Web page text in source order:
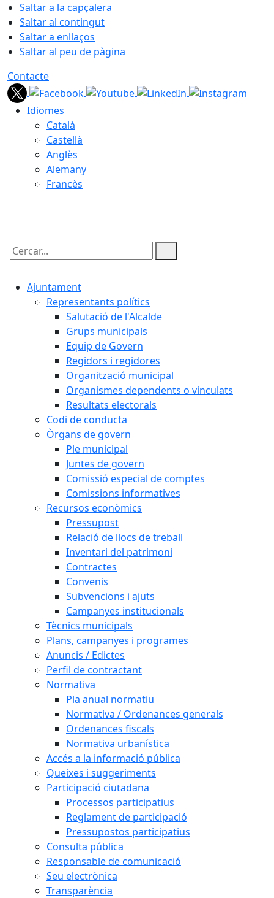
Saltar a la capçalera
Saltar al contingut
Saltar a enllaços
Saltar al peu de pàgina
Contacte
Idiomes
Català
Castellà
Anglès
Alemany
Francès
Cercar:
Ajuntament
Representants polítics
Salutació de l'Alcalde
Grups municipals
Equip de Govern
Regidors i regidores
Organització municipal
Organismes dependents o vinculats
Resultats electorals
Codi de conducta
Òrgans de govern
Ple municipal
Juntes de govern
Comissió especial de comptes
Comissions informatives
Recursos econòmics
Pressupost
Relació de llocs de treball
Inventari del patrimoni
Contractes
Convenis
Subvencions i ajuts
Campanyes institucionals
Tècnics municipals
Plans, campanyes i programes
Anuncis / Edictes
Perfil de contractant
Normativa
Pla anual normatiu
Normativa / Ordenances generals
Ordenances fiscals
Normativa urbanística
Accés a la informació pública
Queixes i suggeriments
Participació ciutadana
Processos participatius
Reglament de participació
Pressupostos participatius
Consulta pública
Responsable de comunicació
Seu electrònica
Transparència